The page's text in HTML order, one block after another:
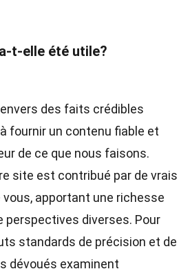
t-elle été utile?
des faits crédibles
fournir un contenu fiable et
de ce que nous faisons.
site est contribué par de vrais
apportant une richesse
perspectives diverses. Pour
standards de précision et de
dévoués examinent